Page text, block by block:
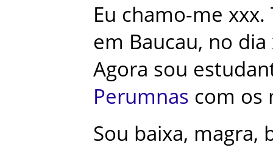
Eu chamo-me xxx.
em Baucau, no dia
Agora sou
Perumnas com os
Sou baixa, magra,